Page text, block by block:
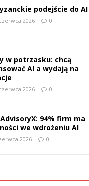
podejście do AI
2026 0
w potrzasku: chcą
AI a wydają na
2026 0
AdvisoryX: 94% firm ma
we wdrożeniu AI
2026 0